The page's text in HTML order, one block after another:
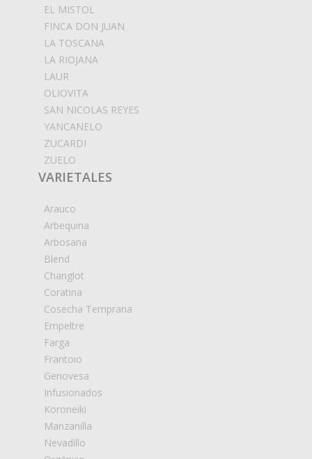
EL MISTOL
FINCA DON JUAN
LA TOSCANA
LA RIOJANA
LAUR
OLIOVITA
SAN NICOLAS REYES
YANCANELO
ZUCARDI
ZUELO
VARIETALES
Arauco
Arbequina
Arbosana
Blend
Changlot
Coratina
Cosecha Temprana
Empeltre
Farga
Frantoio
Genovesa
Infusionados
Koroneiki
Manzanilla
Nevadillo